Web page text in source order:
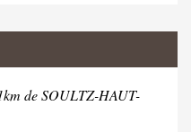
de SOULTZ-HAUT-